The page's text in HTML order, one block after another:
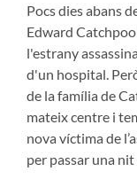
Pocs dies abans
Edward
l'estrany
d'un hospital.
de la família de
mateix centre i
nova víctima de
per passar una